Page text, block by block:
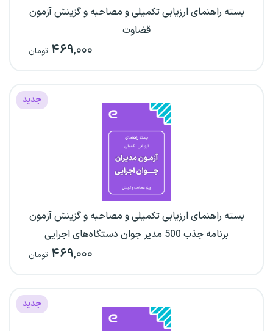
بسته راهنمای ارزیابی تکمیلی و مصاحبه و گزینش آزمون
قضاوت
۴۶۹,۰۰۰ تومان
جدید
بسته راهنمای ارزیابی تکمیلی و مصاحبه و گزینش آزمون
برنامه جذب 500 مدیر جوان دستگاه‌های اجرایی
۴۶۹,۰۰۰ تومان
جدید